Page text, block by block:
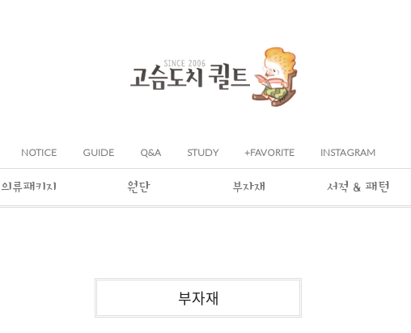
NOTICE GUIDE Q&A STUDY +FAVORITE INSTAGRAM
의류패키지 원단 부자재 서적 & 패턴
부자재